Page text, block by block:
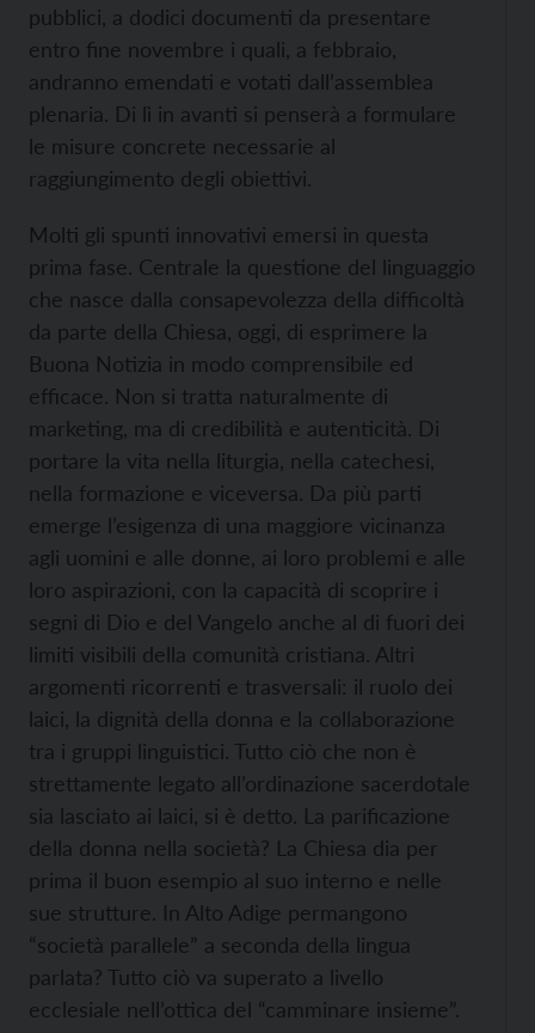
pubblici, a dodici documenti da presentare
entro fine novembre i quali, a febbraio,
andranno emendati e votati dall’assemblea
plenaria. Di lì in avanti si penserà a formulare
le misure concrete necessarie al
raggiungimento degli obiettivi.
Molti gli spunti innovativi emersi in questa
prima fase. Centrale la questione del linguaggio
che nasce dalla consapevolezza della difficoltà
da parte della Chiesa, oggi, di esprimere la
Buona Notizia in modo comprensibile ed
efficace. Non si tratta naturalmente di
marketing, ma di credibilità e autenticità. Di
portare la vita nella liturgia, nella catechesi,
nella formazione e viceversa. Da più parti
emerge l’esigenza di una maggiore vicinanza
agli uomini e alle donne, ai loro problemi e alle
loro aspirazioni, con la capacità di scoprire i
segni di Dio e del Vangelo anche al di fuori dei
limiti visibili della comunità cristiana. Altri
argomenti ricorrenti e trasversali: il ruolo dei
laici, la dignità della donna e la collaborazione
tra i gruppi linguistici. Tutto ciò che non è
strettamente legato all’ordinazione sacerdotale
sia lasciato ai laici, si è detto. La parificazione
della donna nella società? La Chiesa dia per
prima il buon esempio al suo interno e nelle
sue strutture. In Alto Adige permangono
“società parallele” a seconda della lingua
parlata? Tutto ciò va superato a livello
ecclesiale nell’ottica del “camminare insieme”.